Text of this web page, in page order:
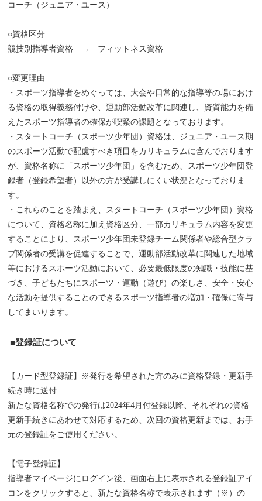
コーチ（ジュニア・ユース）
○資格区分
競技別指導者資格 → フィットネス資格
○変更理由
・スポーツ指導者をめぐっては、大会や日常的な指導等の場におけ
る資格の取得義務付けや、運動部活動改革に関連し、資質能力を備
えたスポーツ指導者の確保が喫緊の課題となっております。
・スタートコーチ（スポーツ少年団）資格は、ジュニア・ユース期
のスポーツ活動で配慮すべき項目をカリキュラムに含んでおります
が、資格名称に「スポーツ少年団」を含むため、スポーツ少年団登
録者（登録希望者）以外の方が受講しにくい状況となっておりま
す。
・これらのことを踏まえ、スタートコーチ（スポーツ少年団）資格
について、資格名称に加え資格区分、一部カリキュラム内容を変更
することにより、スポーツ少年団未登録チーム関係者や総合型クラ
ブ関係者の受講を促進することで、運動部活動改革に関連した地域
等におけるスポーツ活動において、必要最低限度の知識・技能に基
づき、子どもたちにスポーツ・運動（遊び）の楽しさ、安全・安心
な活動を提供することのできるスポーツ指導者の増加・確保に寄与
してまいります。
■登録証について
【カード型登録証】※発行を希望された方のみに資格登録・更新手
続き時に送付
新たな資格名称での発行は2024年4月付登録以降、それぞれの資格
更新手続きにあわせて対応するため、次回の資格更新までは、お手
元の登録証をご使用ください。
【電子登録証】
指導者マイページにログイン後、画面右上に表示される登録証アイ
コンをクリックすると、新たな資格名称で表示されます（※）の